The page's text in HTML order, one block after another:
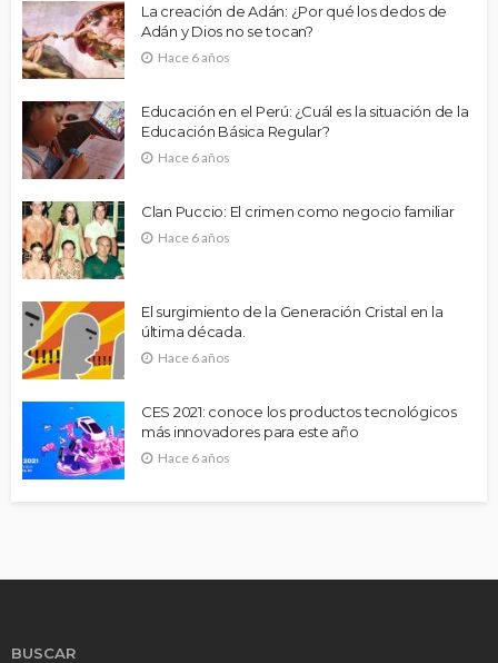
La creación de Adán: ¿Por qué los dedos de
Adán y Dios no se tocan?
Hace 6 años
Educación en el Perú: ¿Cuál es la situación de la
Educación Básica Regular?
Hace 6 años
Clan Puccio: El crimen como negocio familiar
Hace 6 años
El surgimiento de la Generación Cristal en la
última década.
Hace 6 años
CES 2021: conoce los productos tecnológicos
más innovadores para este año
Hace 6 años
BUSCAR